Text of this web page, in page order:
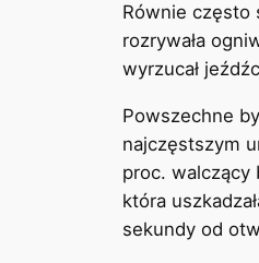
Równie często
rozrywała
wyrzucał
Powszechne
najczęstszym
proc. walczący
która
sekundy od